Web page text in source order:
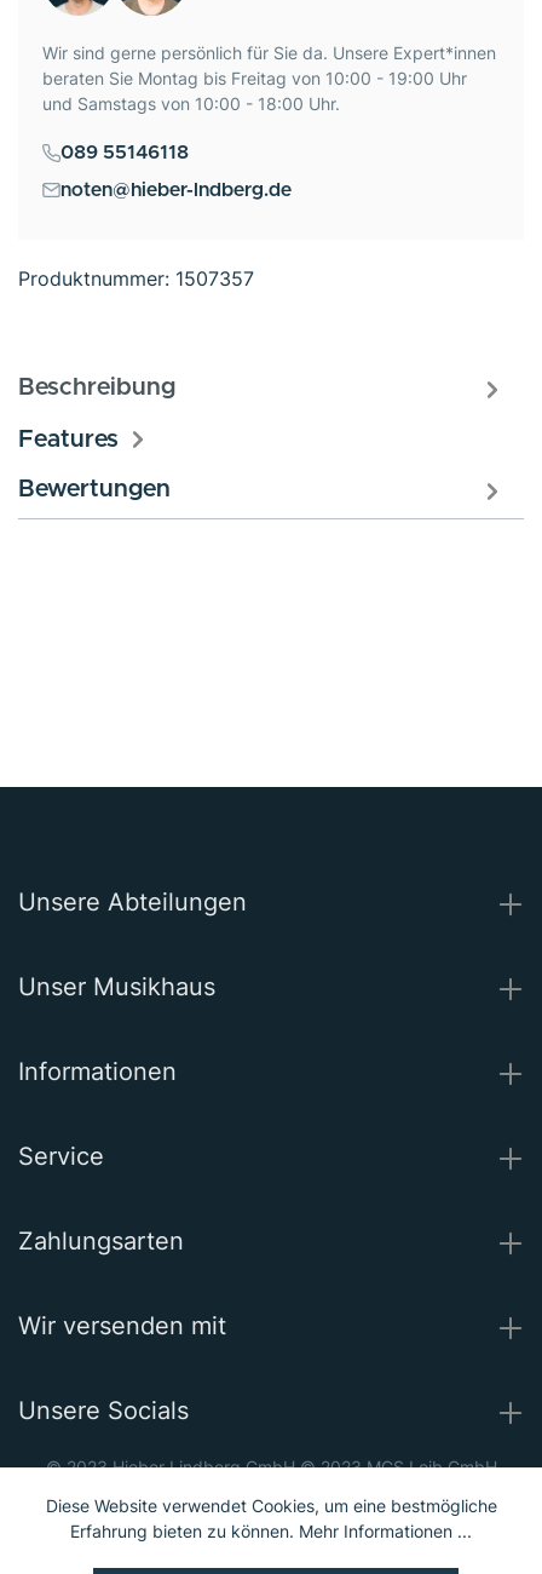
Produktnummer: 1507357
Wir sind gerne persönlich für Sie da. Unsere Expert*innen
beraten Sie Montag bis Freitag von 10:00 - 19:00 Uhr
und Samstags von 10:00 - 18:00 Uhr.
089 55146118
noten@hieber-lndberg.de
Beschreibung
Features
Bewertungen
Unsere Abteilungen
Unser Musikhaus
Informationen
Service
Zahlungsarten
Wir versenden mit
Unsere Socials
© 2023 Hieber Lindberg GmbH © 2023 MGS Loib GmbH
Diese Website verwendet Cookies, um eine bestmögliche
Erfahrung bieten zu können. Mehr Informationen ...